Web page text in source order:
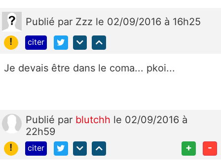
Publié par Zzz le 02/09/2016 à 16h25
!
citer
Je devais être dans le coma... pkoi...
Publié par blutchh le 02/09/2016 à
22h59
!
citer + -